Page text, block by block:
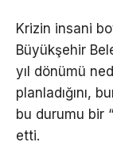
Krizin insani
Büyükşehir
yıl dönümü
planladığını,
bu durumu bir
etti.